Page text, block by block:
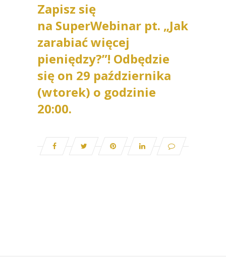
Zapisz się
na SuperWebinar pt. „Jak
zarabiać więcej
pieniędzy?”! Odbędzie
się on 29 października
(wtorek) o godzinie
20:00.